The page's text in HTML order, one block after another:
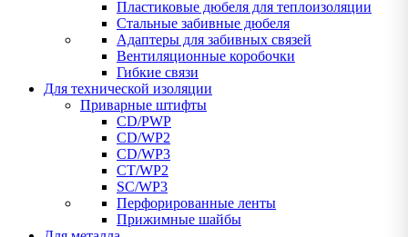
Пластиковые дюбеля для теплоизоляции
Стальные забивные дюбеля
Адаптеры для забивных связей
Вентиляционные коробочки
Гибкие связи
Для технической изоляции
Приварные штифты
CD/PWP
CD/WP2
CD/WP3
CT/WP2
SC/WP3
Перфорированные ленты
Прижимные шайбы